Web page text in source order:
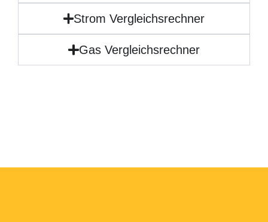
Strom Vergleichsrechner
Gas Vergleichsrechner